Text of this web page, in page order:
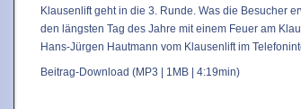
Klausenlift geht in die 3. Runde. Was die Besucher
den längsten Tag des Jahre mit einem Feuer am
Hans-Jürgen Hautmann vom Klausenlift im
Beitrag-Download (MP3 | 1MB | 4:19min)